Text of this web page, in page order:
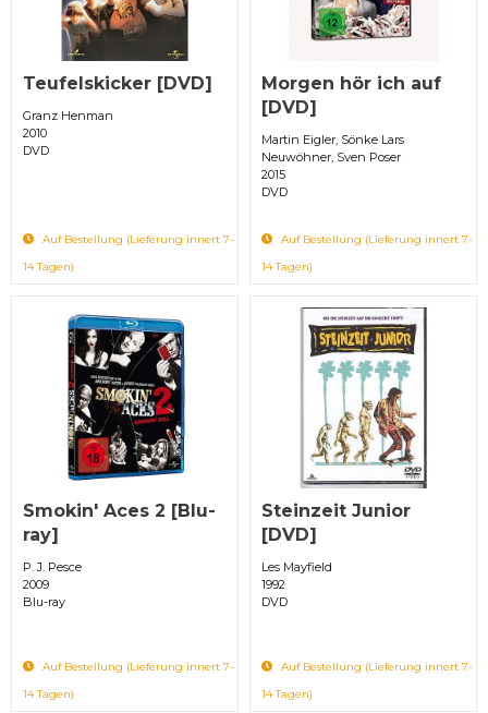
Teufelskicker [DVD]
Granz Henman
2010
DVD
Auf Bestellung (Lieferung innert 7-
14 Tagen)
Morgen hör ich auf
[DVD]
Martin Eigler, Sönke Lars
Neuwöhner, Sven Poser
2015
DVD
Auf Bestellung (Lieferung innert 7-
14 Tagen)
Smokin' Aces 2 [Blu-
ray]
P. J. Pesce
2009
Blu-ray
Auf Bestellung (Lieferung innert 7-
14 Tagen)
Steinzeit Junior
[DVD]
Les Mayfield
1992
DVD
Auf Bestellung (Lieferung innert 7-
14 Tagen)